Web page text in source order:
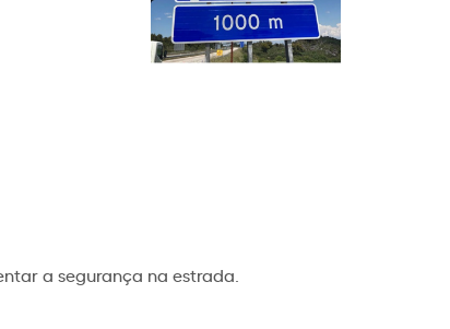
a segurança na estrada.